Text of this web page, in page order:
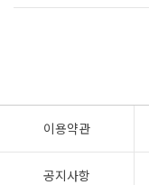
이용약관
공지사항